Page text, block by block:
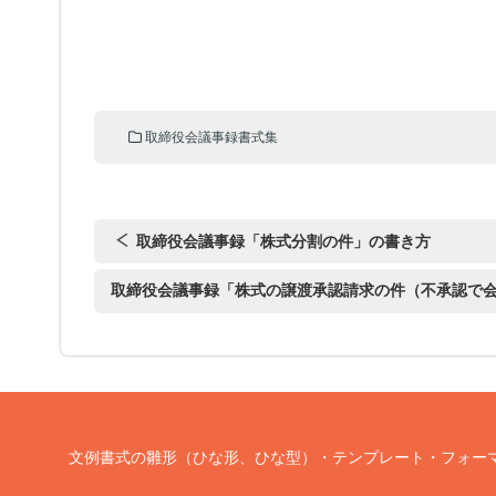
取締役会議事録書式集
取締役会議事録「株式分割の件」の書き方
取締役会議事録「株式の譲渡承認請求の件（不承認で
文例書式の雛形（ひな形、ひな型）・テンプレート・フォ